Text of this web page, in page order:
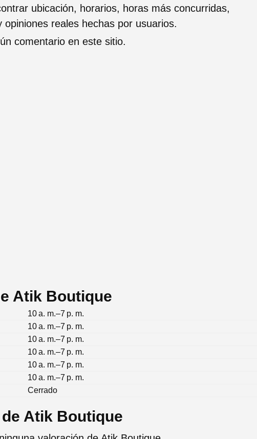
ubicación, horarios, horas más concurridas,
opiniones reales hechas por usuarios.
comentario en este sitio.
Atik Boutique
10 a. m.–7 p. m.
10 a. m.–7 p. m.
10 a. m.–7 p. m.
10 a. m.–7 p. m.
10 a. m.–7 p. m.
10 a. m.–7 p. m.
Cerrado
Atik Boutique